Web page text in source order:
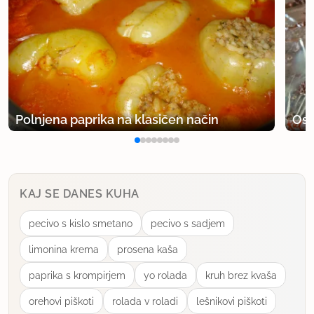
Polnjena paprika na klasičen način
KAJ SE DANES KUHA
pecivo s kislo smetano pecivo s sadjem
limonina krema prosena kaša
paprika s krompirjem yo rolada kruh brez kvaša
orehovi piškoti rolada v roladi lešnikovi piškoti